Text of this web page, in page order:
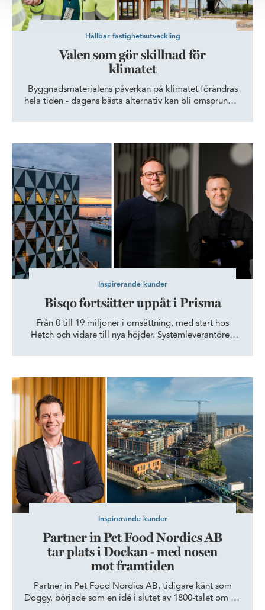
Hållbar fastighetsutveckling
Valen som gör skillnad för
klimatet
Byggnadsmaterialens påverkan på klimatet förändras
hela tiden - dagens bästa alternativ kan bli omsprunget
Inspirerande kunder
Bisqo fortsätter uppåt i Prisma
Från 0 till 19 miljoner i omsättning, med start hos
Hetch och vidare till nya höjder. Systemleverantören
Partner in Pet Food Nordics AB tar plats i Dockan - med nosen
Inspirerande kunder
Partner in Pet Food Nordics AB
tar plats i Dockan - med nosen
mot framtiden
Partner in Pet Food Nordics AB, tidigare känt som
Doggy, började som en idé i slutet av 1800-talet om att